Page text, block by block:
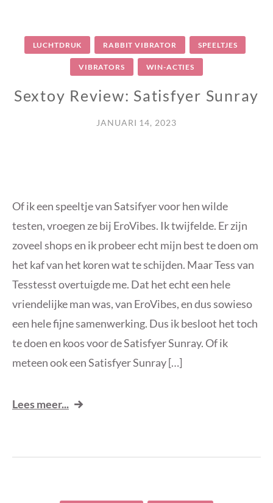
LUCHTDRUK RABBIT VIBRATOR SPEELTJES
VIBRATORS WIN-ACTIES
Sextoy Review: Satisfyer Sunray
JANUARI 14, 2023
Of ik een speeltje van Satsifyer voor hen wilde
testen, vroegen ze bij EroVibes. Ik twijfelde. Er zijn
zoveel shops en ik probeer echt mijn best te doen om
het kaf van het koren wat te schijden. Maar Tess van
Tesstesst overtuigde me. Dat het echt een hele
vriendelijke man was, van EroVibes, en dus sowieso
een hele fijne samenwerking. Dus ik besloot het toch
te doen en koos voor de Satisfyer Sunray. Of ik
meteen ook een Satisfyer Sunray […]
Lees meer...